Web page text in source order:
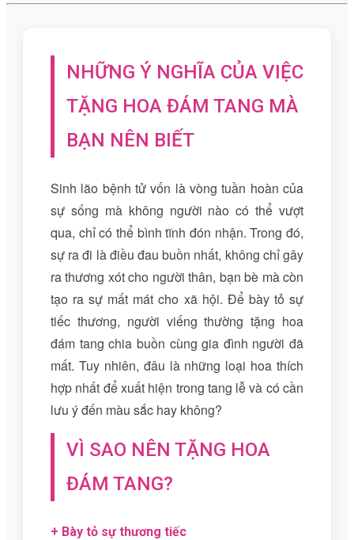
NHỮNG Ý NGHĨA CỦA VIỆC
TẶNG HOA ĐÁM TANG MÀ
BẠN NÊN BIẾT
Sinh lão bệnh tử vốn là vòng tuần hoàn của
sự sống mà không người nào có thể vượt
qua, chỉ có thể bình tĩnh đón nhận. Trong đó,
sự ra đi là điều đau buồn nhất, không chỉ gây
ra thương xót cho người thân, bạn bè mà còn
tạo ra sự mất mát cho xã hội. Để bày tỏ sự
tiếc thương, người viếng thường tặng hoa
đám tang chia buồn cùng gia đình người đã
mất. Tuy nhiên, đâu là những loại hoa thích
hợp nhất để xuất hiện trong tang lễ và có cần
lưu ý đến màu sắc hay không?
VÌ SAO NÊN TẶNG HOA
ĐÁM TANG?
+ Bày tỏ sự thương tiếc